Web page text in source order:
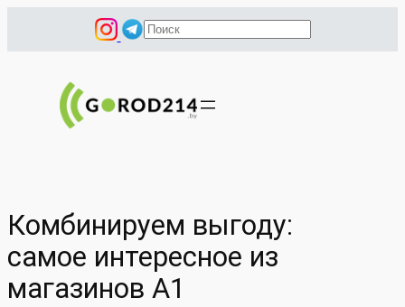
П
с
Комбинируем выгоду:
самое интересное из
магазинов А1